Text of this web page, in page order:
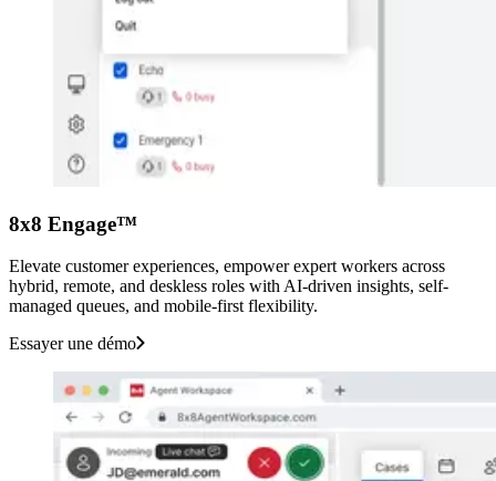
8x8 Engage™
Elevate customer experiences, empower expert workers across
hybrid, remote, and deskless roles with AI-driven insights, self-
managed queues, and mobile-first flexibility.
Essayer une démo